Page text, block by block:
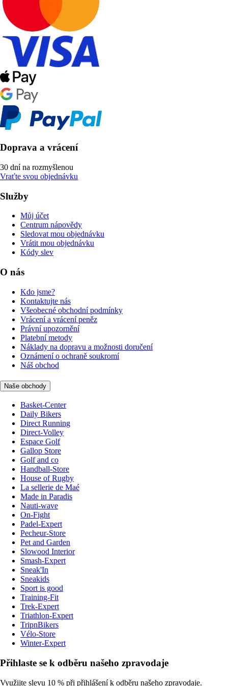
Doprava a vrácení
30 dní na rozmyšlenou
Vraťte svou objednávku
Služby
Můj účet
Centrum nápovědy
Sledovat mou objednávku
Vrátit mou objednávku
Kódy slev
O nás
Kdo jsme?
Kontaktujte nás
Všeobecné obchodní podmínky
Vrácení a vrácení peněz
Právní upozornění
Platební metody
Náklady na dopravu a možnosti doručení
Oznámení o ochraně soukromí
Náš obchod
Naše obchody
Basket-Center
Daily Bikers
Direct Running
Direct-Volley
Espace Golf
Gallop Store
Golf and co
Handball-Store
House of Rugby
La sellerie de Maé
Made in Paradis
Nauti-wave
On-Fight
Padel-Expert
Pecheur-Store
Pet and Garden
Slowood Interior
Smash-Expert
Sneak'In
Sneakids
Sport is good
Training-Fit
Trek-Expert
Triathlon-Expert
TripnBikers
Vélo-Store
Winter-Expert
Přihlaste se k odběru našeho zpravodaje
Využijte slevu 10 % při přihlášení k odběru našeho zpravodaje.